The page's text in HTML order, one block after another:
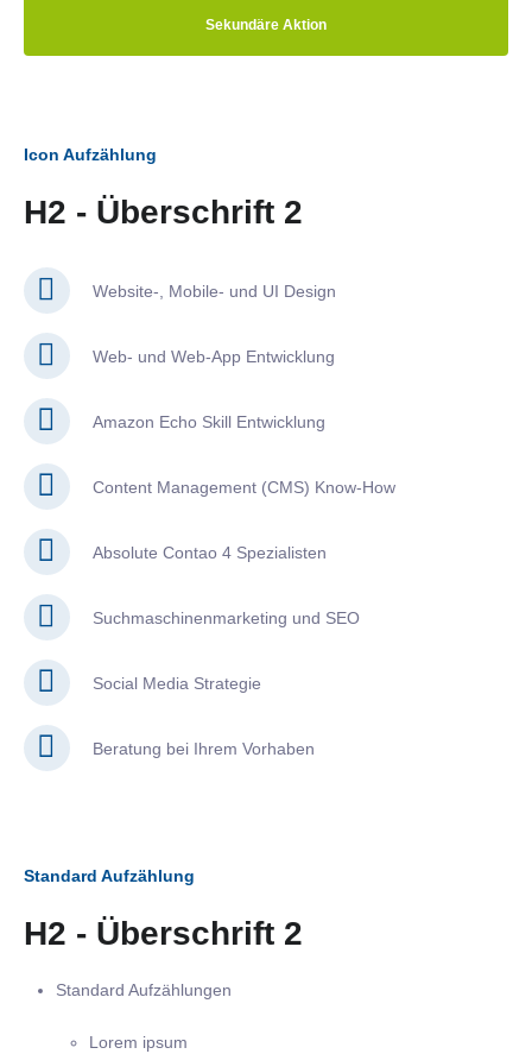
Sekundäre Aktion
Icon Aufzählung
H2 - Überschrift 2
Website-, Mobile- und UI Design
Web- und Web-App Entwicklung
Amazon Echo Skill Entwicklung
Content Management (CMS) Know-How
Absolute Contao 4 Spezialisten
Suchmaschinenmarketing und SEO
Social Media Strategie
Beratung bei Ihrem Vorhaben
Standard Aufzählung
H2 - Überschrift 2
Standard Aufzählungen
Lorem ipsum